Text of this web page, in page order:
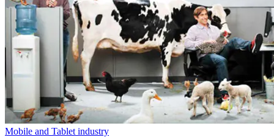
Mobile and Tablet industry